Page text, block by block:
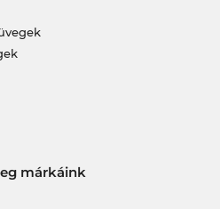
márkáink